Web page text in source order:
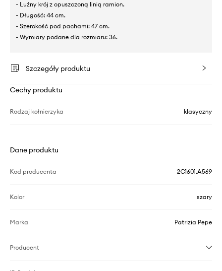
- Luźny krój z opuszczoną linią ramion.
- Długość: 44 cm.
- Szerokość pod pachami: 47 cm.
- Wymiary podane dla rozmiaru: 36.
Szczegóły produktu
Cechy produktu
Rodzaj kołnierzyka klasyczny
Dane produktu
Kod producenta 2C1601.A569
Kolor szary
Marka Patrizia Pepe
Producent